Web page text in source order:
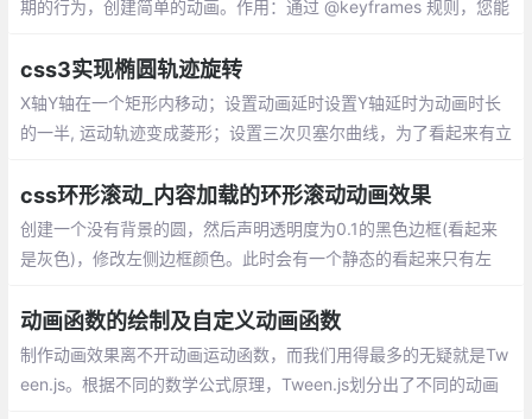
期的行为，创建简单的动画。作用：通过 @keyframes 规则，您能
css3实现椭圆轨迹旋转
X轴Y轴在一个矩形内移动；设置动画延时设置Y轴延时为动画时长
的一半, 运动轨迹变成菱形；设置三次贝塞尔曲线，为了看起来有立
css环形滚动_内容加载的环形滚动动画效果
创建一个没有背景的圆，然后声明透明度为0.1的黑色边框(看起来
是灰色)，修改左侧边框颜色。此时会有一个静态的看起来只有左
画，并让该动画无限播放(infinite)即可
动画函数的绘制及自定义动画函数
制作动画效果离不开动画运动函数，而我们用得最多的无疑就是Tw
een.js。根据不同的数学公式原理，Tween.js划分出了不同的动画